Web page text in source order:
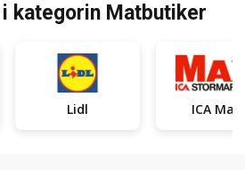
kategorin Matbutiker
Lidl ICA Maxi